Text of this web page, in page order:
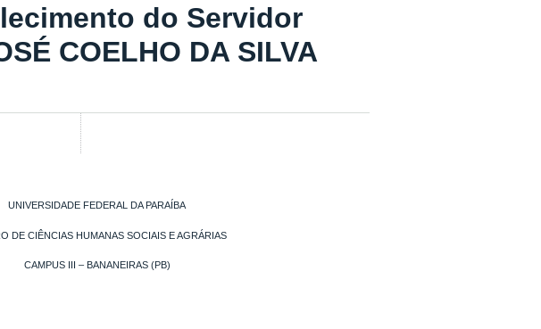
do Servidor
COELHO DA SILVA
UNIVERSIDADE FEDERAL DA PARAÍBA
DE CIÊNCIAS HUMANAS SOCIAIS E AGRÁRIAS
CAMPUS III – BANANEIRAS (PB)